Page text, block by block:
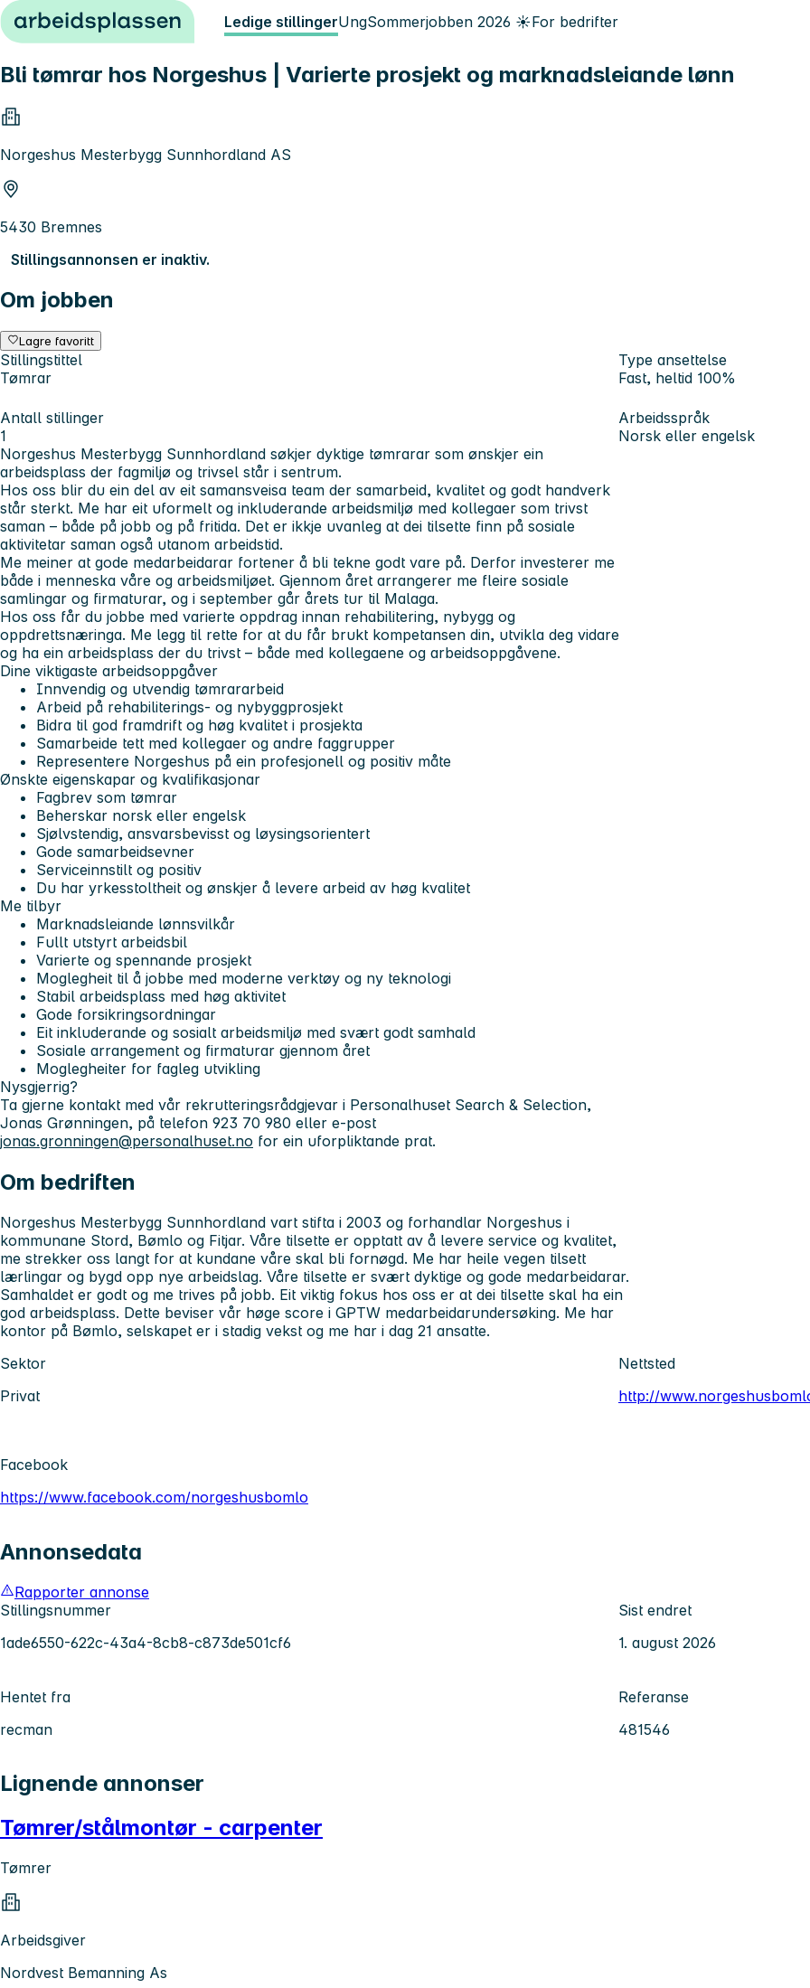
Hopp til innhold Ledige stillingerUngSommerjobben 2026 ☀️For bedrifter
Bli tømrar hos Norgeshus | Varierte prosjekt og marknadsleiande lønn
Norgeshus Mesterbygg Sunnhordland AS
5430 Bremnes
Stillingsannonsen er inaktiv.
Om jobben
Lagre favoritt
Stillingstittel
Tømrar
Type ansettelse
Fast, heltid 100%
Antall stillinger
1
Arbeidsspråk
Norsk eller engelsk
Norgeshus Mesterbygg Sunnhordland søkjer dyktige tømrarar som ønskjer ein
arbeidsplass der fagmiljø og trivsel står i sentrum.
Hos oss blir du ein del av eit samansveisa team der samarbeid, kvalitet og godt handverk
står sterkt. Me har eit uformelt og inkluderande arbeidsmiljø med kollegaer som trivst
saman – både på jobb og på fritida. Det er ikkje uvanleg at dei tilsette finn på sosiale
aktivitetar saman også utanom arbeidstid.
Me meiner at gode medarbeidarar fortener å bli tekne godt vare på. Derfor investerer me
både i menneska våre og arbeidsmiljøet. Gjennom året arrangerer me fleire sosiale
samlingar og firmaturar, og i september går årets tur til Malaga.
Hos oss får du jobbe med varierte oppdrag innan rehabilitering, nybygg og
oppdrettsnæringa. Me legg til rette for at du får brukt kompetansen din, utvikla deg vidare
og ha ein arbeidsplass der du trivst – både med kollegaene og arbeidsoppgåvene.
Dine viktigaste arbeidsoppgåver
Innvendig og utvendig tømrararbeid
Arbeid på rehabiliterings- og nybyggprosjekt
Bidra til god framdrift og høg kvalitet i prosjekta
Samarbeide tett med kollegaer og andre faggrupper
Representere Norgeshus på ein profesjonell og positiv måte
Ønskte eigenskapar og kvalifikasjonar
Fagbrev som tømrar
Beherskar norsk eller engelsk
Sjølvstendig, ansvarsbevisst og løysingsorientert
Gode samarbeidsevner
Serviceinnstilt og positiv
Du har yrkesstoltheit og ønskjer å levere arbeid av høg kvalitet
Me tilbyr
Marknadsleiande lønnsvilkår
Fullt utstyrt arbeidsbil
Varierte og spennande prosjekt
Moglegheit til å jobbe med moderne verktøy og ny teknologi
Stabil arbeidsplass med høg aktivitet
Gode forsikringsordningar
Eit inkluderande og sosialt arbeidsmiljø med svært godt samhald
Sosiale arrangement og firmaturar gjennom året
Moglegheiter for fagleg utvikling
Nysgjerrig?
Ta gjerne kontakt med vår rekrutteringsrådgjevar i Personalhuset Search & Selection,
Jonas Grønningen, på telefon 923 70 980 eller e-post
jonas.gronningen@personalhuset.no for ein uforpliktande prat.
Om bedriften
Norgeshus Mesterbygg Sunnhordland vart stifta i 2003 og forhandlar Norgeshus i
kommunane Stord, Bømlo og Fitjar. Våre tilsette er opptatt av å levere service og kvalitet,
me strekker oss langt for at kundane våre skal bli fornøgd. Me har heile vegen tilsett
lærlingar og bygd opp nye arbeidslag. Våre tilsette er svært dyktige og gode medarbeidarar.
Samhaldet er godt og me trives på jobb. Eit viktig fokus hos oss er at dei tilsette skal ha ein
god arbeidsplass. Dette beviser vår høge score i GPTW medarbeidarundersøking. Me har
kontor på Bømlo, selskapet er i stadig vekst og me har i dag 21 ansatte.
Sektor
Privat
Nettsted
http://
Facebook
https://www.facebook.com/norgeshusbomlo
Annonsedata
Rapporter annonse
Stillingsnummer
1ade6550-622c-43a4-8cb8-c873de501cf6
Sist endret
1. august 2026
Hentet fra
recman
Referanse
481546
Lignende annonser
Tømrer/stålmontør - carpenter
Tømrer
Arbeidsgiver
Nordvest Bemanning As